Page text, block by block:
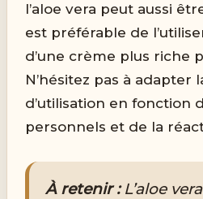
l’aloe vera peut aussi
est préférable de
d’une crème plus riche
N’hésitez pas à adapter
d’utilisation en fonction
personnels et de la
À retenir :L’aloe